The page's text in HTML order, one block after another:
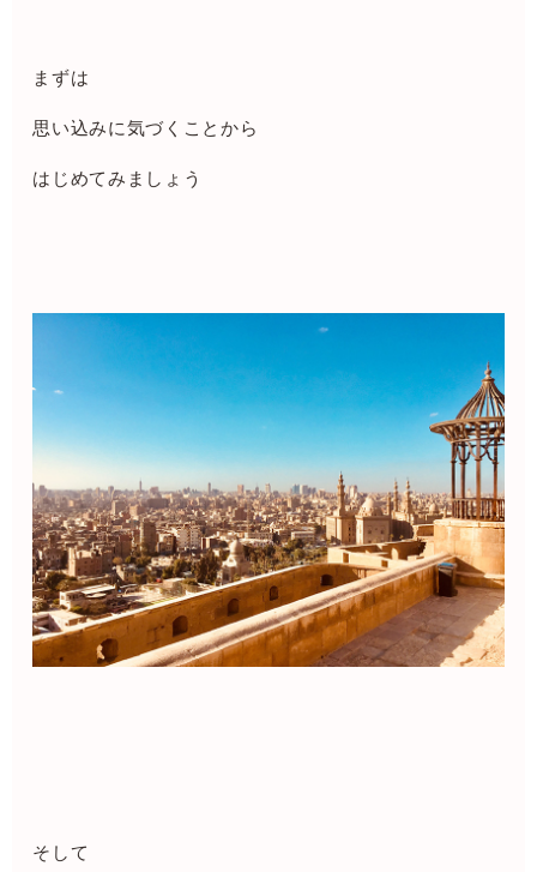
まずは
思い込みに気づくことから
はじめてみましょう
そして